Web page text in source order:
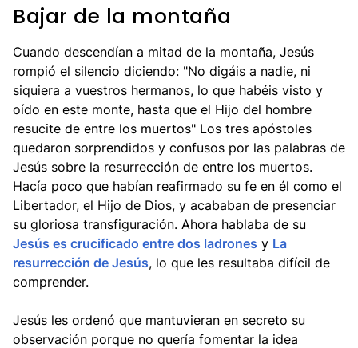
Bajar de la montaña
Cuando descendían a mitad de la montaña, Jesús
rompió el silencio diciendo: "No digáis a nadie, ni
siquiera a vuestros hermanos, lo que habéis visto y
oído en este monte, hasta que el Hijo del hombre
resucite de entre los muertos" Los tres apóstoles
quedaron sorprendidos y confusos por las palabras de
Jesús sobre la resurrección de entre los muertos.
Hacía poco que habían reafirmado su fe en él como el
Libertador, el Hijo de Dios, y acababan de presenciar
su gloriosa transfiguración. Ahora hablaba de su
Jesús es crucificado entre dos ladrones y La
resurrección de Jesús, lo que les resultaba difícil de
comprender.
Jesús les ordenó que mantuvieran en secreto su
observación porque no quería fomentar la idea